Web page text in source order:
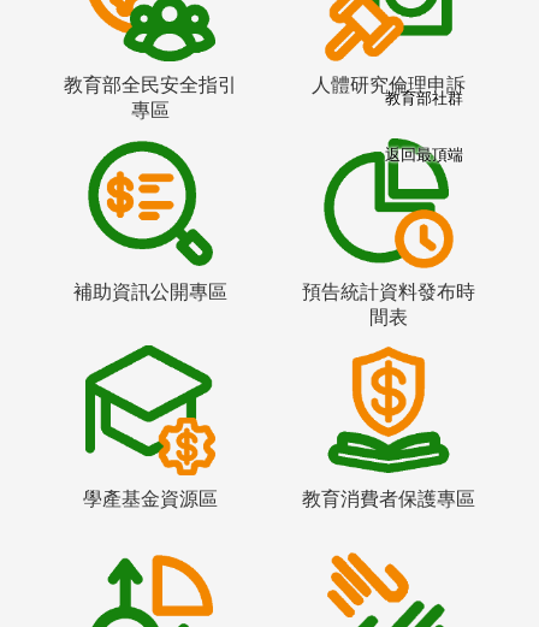
教育部全民安全指引
專區
人體研究倫理申訴
補助資訊公開專區
預告統計資料發布時
間表
學產基金資源區 教育消費者保護專區
教育部社群
返回最頂端